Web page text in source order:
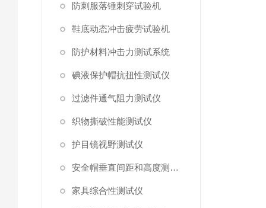
防刺服落锤刺穿试验机
鞋底动态冲击疲劳试验机
防护材料冲击力测试系统
碘液保护帽抗扭性测试仪
过滤件通气阻力测试仪
织物撕破性能测试仪
护目镜视野测试仪
安全帽垂直间距和高度测量仪
家具综合性测试仪